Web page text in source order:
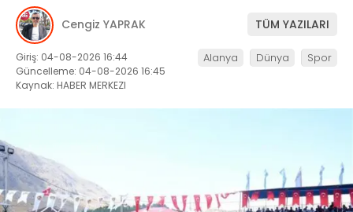
Cengiz YAPRAK TÜM YAZILARI
Giriş: 04-08-2026 16:44
Güncelleme: 04-08-2026 16:45
Kaynak: HABER MERKEZI
Alanya Dünya Spor